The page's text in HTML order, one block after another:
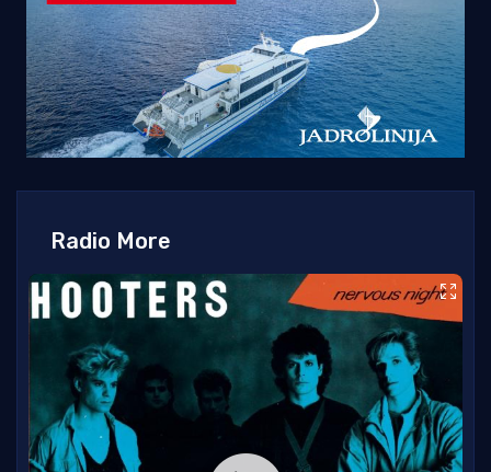
Radio More